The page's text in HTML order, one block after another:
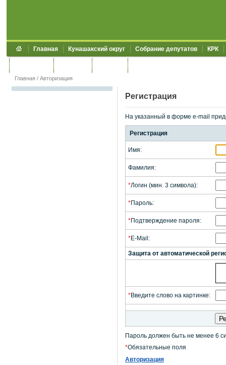
Главная Кунашакский округ Собрание депутатов КРК
Главная / Авторизация
Регистрация
На указанный в форме e-mail
Регистрация
Имя:
Фамилия:
*Логин (мин. 3 символа):
*Пароль:
*Подтверждение пароля:
*E-Mail:
Защита от автоматической
*Введите слово на картинке:
Пароль должен быть не менее 6
*Обязательные поля
Авторизация